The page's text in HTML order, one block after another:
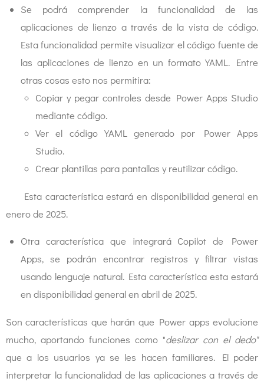
Se podrá comprender la funcionalidad de las
aplicaciones de lienzo a través de la vista de código.
Esta funcionalidad permite visualizar el código fuente de
las aplicaciones de lienzo en un formato YAML. Entre
otras cosas esto nos permitira:
Copiar y pegar controles desde Power Apps Studio
mediante código.
Ver el código YAML generado por Power Apps
Studio.
Crear plantillas para pantallas y reutilizar código.
Esta característica estará en disponibilidad general en
enero de 2025.
Otra característica que integrará Copilot de Power
Apps, se podrán encontrar registros y filtrar vistas
usando lenguaje natural. Esta característica esta estará
en disponibilidad general en abril de 2025.
Son características que harán que Power apps evolucione
mucho, aportando funciones como "deslizar con el dedo"
que a los usuarios ya se les hacen familiares. El poder
interpretar la funcionalidad de las aplicaciones a través de